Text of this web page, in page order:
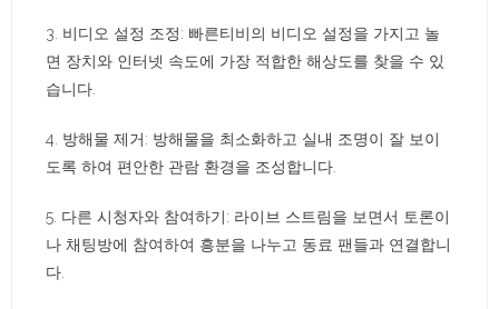
3. 비디오 설정 조정: 빠른티비의 비디오 설정을 가지고 놀
면 장치와 인터넷 속도에 가장 적합한 해상도를 찾을 수 있
습니다.
4. 방해물 제거: 방해물을 최소화하고 실내 조명이 잘 보이
도록 하여 편안한 관람 환경을 조성합니다.
5. 다른 시청자와 참여하기: 라이브 스트림을 보면서 토론이
나 채팅방에 참여하여 흥분을 나누고 동료 팬들과 연결합니
다.